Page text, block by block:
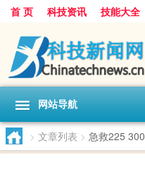
首 页 科技资讯 技能大全
网站导航
> 文章列表 > 急救225 300